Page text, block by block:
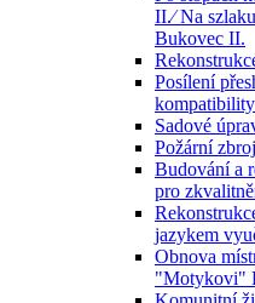
II.⁄ Na
Bukovec II.
Posílení
Sadové
Požární
Budování a
pro
jazykem
Obnova
"Motykovi"